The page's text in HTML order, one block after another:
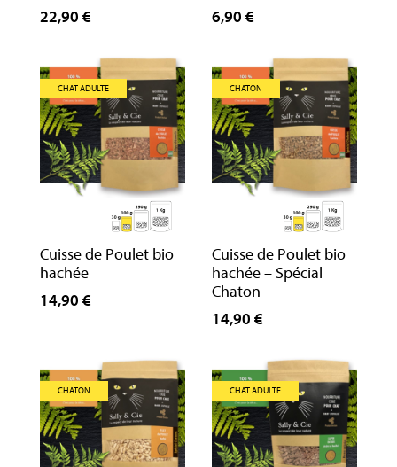
22,90 €
6,90 €
CHAT ADULTE
Cuisse de Poulet bio
hachée
14,90 €
CHATON
Cuisse de Poulet bio
hachée – Spécial
Chaton
14,90 €
CHATON CHAT ADULTE